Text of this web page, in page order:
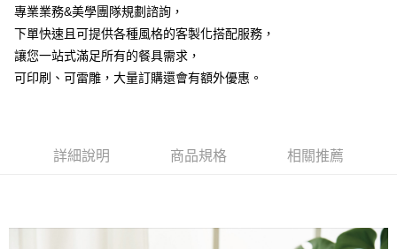
２．便利：只要手機號碼，簡訊認證，即可結帳。
３．安心：先確認商品／服務後，再付款。
【「AFTEE先享後付」結帳流程】
１．於結帳方式選擇「AFTEE先享後付」後，將跳轉至「AFTEE先享後付」
※ 請注意：結帳手續完成當下不需立刻繳費，但若您需要取消訂單，請聯絡
客戶支援中心」https://netprotections.freshdesk.com/support/home
全家取貨付款
每筆NT$60，滿NT$1,500(含以上)免運費
7-11取貨付款
專業業務&美學團隊規劃諮詢，
下單快速且可提供各種風格的客製化搭配服務，
讓您一站式滿足所有的餐具需求，
可印刷、可雷雕，大量訂購還會有額外優惠。
詳細說明 商品規格 相關推薦